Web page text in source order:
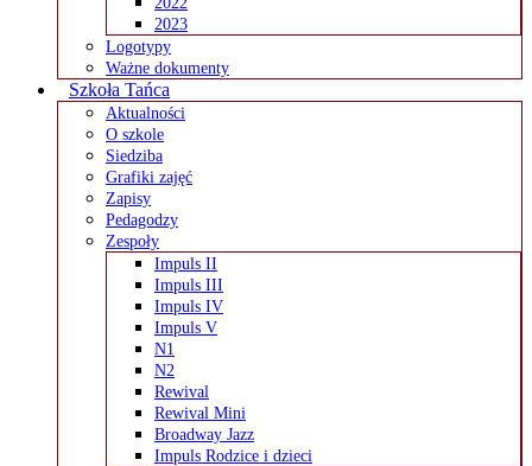
2023
Logotypy
Ważne dokumenty
Szkoła Tańca
Aktualności
O szkole
Siedziba
Grafiki zajęć
Zapisy
Pedagodzy
Zespoły
Impuls II
Impuls III
Impuls IV
Impuls V
N1
N2
Rewival
Rewival Mini
Broadway Jazz
Impuls Rodzice i dzieci